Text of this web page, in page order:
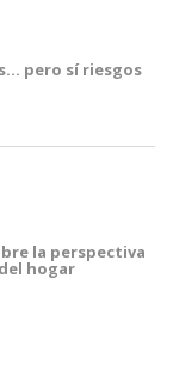
pero sí riesgos
la perspectiva
hogar